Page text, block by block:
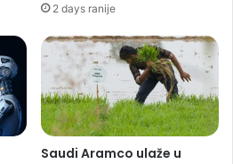
2 days ranije
Saudi Aramco ulaže u